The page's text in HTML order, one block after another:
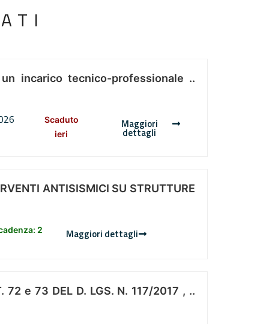
incarico tecnico-professionale ..
Scaduto
ieri
Maggiori
dettagli
ANTISISMICI SU STRUTTURE
2 Maggiori dettagli
72 e 73 DEL D. LGS. N. 117/2017 , ..